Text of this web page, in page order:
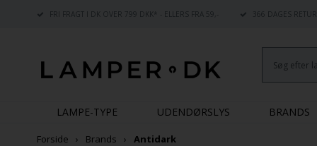
FRI FRAGT I DK OVER 799 DKK* - ELLERS FRA 59,- 366 DAGES RETUR
LAMPE-TYPE UDENDØRSLYS BRANDS
Forside Brands Antidark